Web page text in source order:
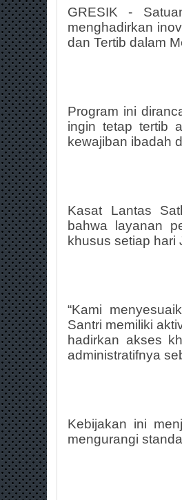
GRESIK -
menghadirkan
dan Tertib dalam
Program ini
ingin tetap tertib
kewajiban ibadah
Kasat Lantas
bahwa layanan
khusus setiap hari
“Kami
Santri memiliki
hadirkan akses
administratifnya
Kebijakan ini
mengurangi